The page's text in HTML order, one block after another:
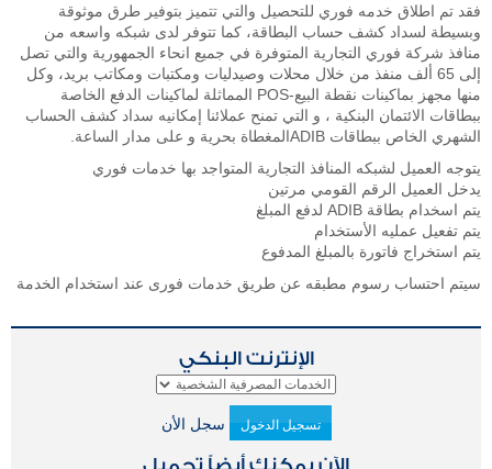
فقد تم اطلاق خدمه فوري للتحصيل والتي تتميز بتوفير طرق موثوقة
وبسيطة لسداد كشف حساب البطاقة، كما تتوفر لدى شبكه واسعه من
منافذ شركة فوري التجارية المتوفرة في جميع انحاء الجمهورية والتي تصل
إلى 65 ألف منفذ من خلال محلات وصيدليات ومكتبات ومكاتب بريد، وكل
منها مجهز بماكينات نقطة البيع-POS المماثلة لماكينات الدفع الخاصة
ببطاقات الائتمان البنكية ، و التي تمنح عملائنا إمكانيه سداد كشف الحساب
الشهري الخاص ببطاقات ADIBالمغطاة بحرية و على مدار الساعة.
يتوجه العميل لشبكه المنافذ التجارية المتواجد بها خدمات فوري
يدخل العميل الرقم القومي مرتين
يتم اسخدام بطاقة ADIB لدفع المبلغ
يتم تفعيل عمليه الأستخدام
يتم استخراج فاتورة بالمبلغ المدفوع
سيتم احتساب رسوم مطبقه عن طريق خدمات فورى عند استخدام الخدمة
الإنترنت البنكي
تسجيل الدخول سجل الأن